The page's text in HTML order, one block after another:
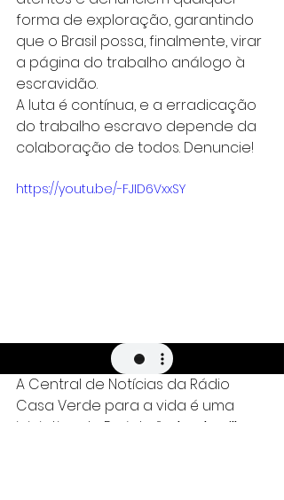
forma de exploração, garantindo
que o Brasil possa, finalmente, virar
a página do trabalho análogo à
escravidão.
A luta é contínua, e a erradicação
do trabalho escravo depende da
colaboração de todos. Denuncie!
https://youtu.be/-FJID6VxxSY
A Central de Notícias da Rádio
Casa Verde para a vida é uma
iniciativa do Projeto “ Orlando Villas